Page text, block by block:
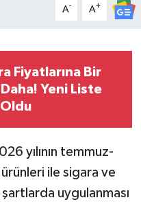
A- A+
Fiyatlarına Bir
Yeni Liste
yılının temmuz-
ile sigara ve
uygulanması